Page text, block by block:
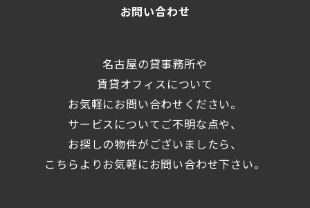
お問い合わせ
名古屋の貸事務所や
賃貸オフィスについて
お気軽にお問い合わせください。
サービスについてご不明な点や、
お探しの物件がございましたら、
こちらよりお気軽にお問い合わせ下さい。